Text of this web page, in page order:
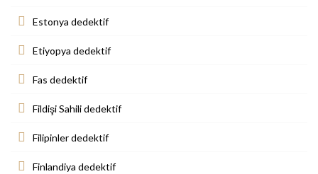
Estonya dedektif
Etiyopya dedektif
Fas dedektif
Fildişi Sahili dedektif
Filipinler dedektif
Finlandiya dedektif